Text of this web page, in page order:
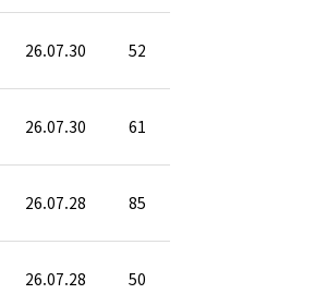
26.07.30 52
26.07.30 61
26.07.28 85
26.07.28 50